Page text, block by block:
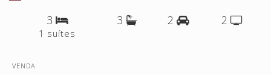
3
1 suítes
3 2 2
VENDA